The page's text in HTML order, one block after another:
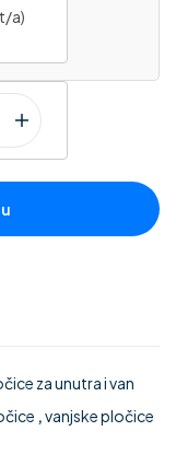
a)
za unutra i van
vanjske pločice